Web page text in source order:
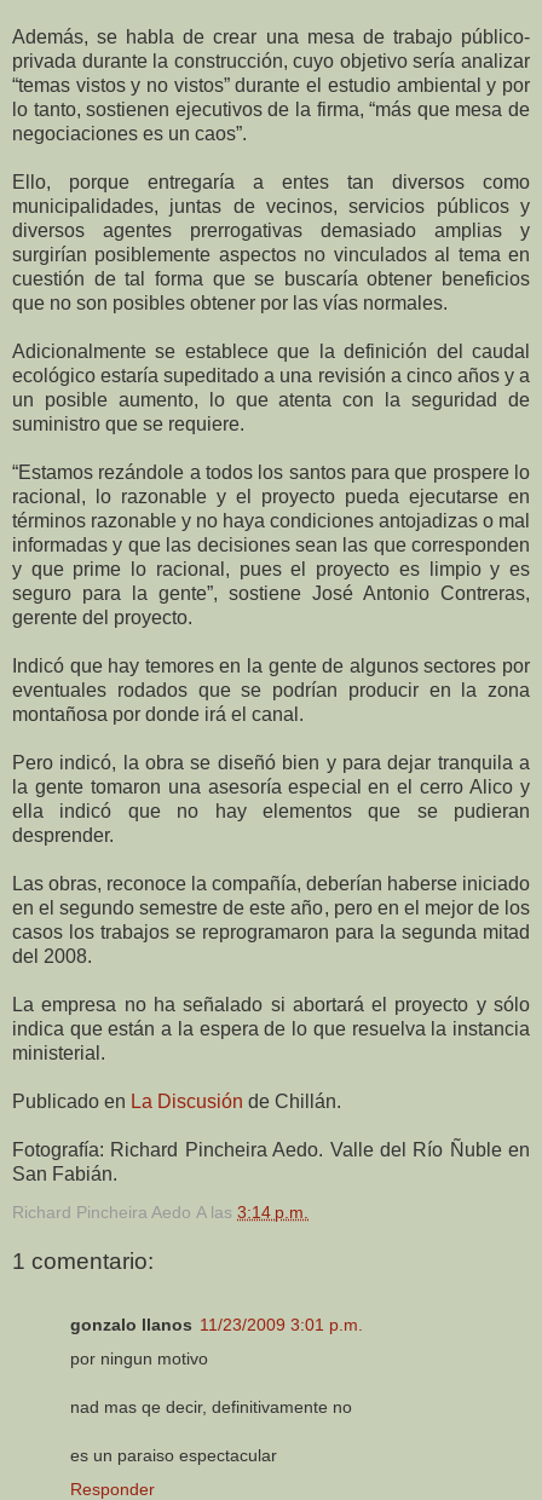
Además, se habla de crear una mesa de trabajo público-
privada durante la construcción, cuyo objetivo sería analizar
“temas vistos y no vistos” durante el estudio ambiental y por
lo tanto, sostienen ejecutivos de la firma, “más que mesa de
negociaciones es un caos”.
Ello, porque entregaría a entes tan diversos como
municipalidades, juntas de vecinos, servicios públicos y
diversos agentes prerrogativas demasiado amplias y
surgirían posiblemente aspectos no vinculados al tema en
cuestión de tal forma que se buscaría obtener beneficios
que no son posibles obtener por las vías normales.
Adicionalmente se establece que la definición del caudal
ecológico estaría supeditado a una revisión a cinco años y a
un posible aumento, lo que atenta con la seguridad de
suministro que se requiere.
“Estamos rezándole a todos los santos para que prospere lo
racional, lo razonable y el proyecto pueda ejecutarse en
términos razonable y no haya condiciones antojadizas o mal
informadas y que las decisiones sean las que corresponden
y que prime lo racional, pues el proyecto es limpio y es
seguro para la gente”, sostiene José Antonio Contreras,
gerente del proyecto.
Indicó que hay temores en la gente de algunos sectores por
eventuales rodados que se podrían producir en la zona
montañosa por donde irá el canal.
Pero indicó, la obra se diseñó bien y para dejar tranquila a
la gente tomaron una asesoría especial en el cerro Alico y
ella indicó que no hay elementos que se pudieran
desprender.
Las obras, reconoce la compañía, deberían haberse iniciado
en el segundo semestre de este año, pero en el mejor de los
casos los trabajos se reprogramaron para la segunda mitad
del 2008.
La empresa no ha señalado si abortará el proyecto y sólo
indica que están a la espera de lo que resuelva la instancia
ministerial.
Publicado en La Discusión de Chillán.
Fotografía: Richard Pincheira Aedo. Valle del Río Ñuble en
San Fabián.
Richard Pincheira Aedo A las 3:14 p.m.
1 comentario:
gonzalo llanos 11/23/2009 3:01 p.m.
por ningun motivo
nad mas qe decir, definitivamente no
es un paraiso espectacular
Responder